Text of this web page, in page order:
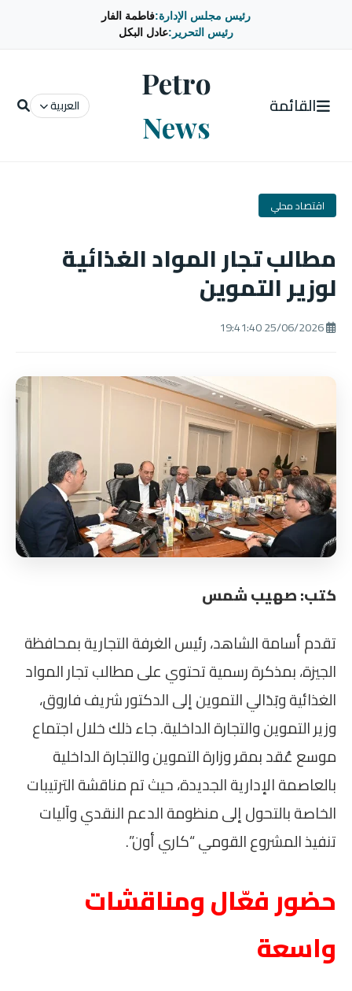
رئيس مجلس الإدارة:فاطمة الفار
رئيس التحرير:عادل البكل
القائمة
Petro
News
العربية
اقتصاد محلي
مطالب تجار المواد الغذائية
لوزير التموين
كتب: صهيب شمس
تقدم أسامة الشاهد، رئيس الغرفة التجارية بمحافظة
الجيزة، بمذكرة رسمية تحتوي على مطالب تجار المواد
الغذائية وبَدَالي التموين إلى الدكتور شريف فاروق،
وزير التموين والتجارة الداخلية. جاء ذلك خلال اجتماع
موسع عُقد بمقر وزارة التموين والتجارة الداخلية
بالعاصمة الإدارية الجديدة، حيث تم مناقشة الترتيبات
الخاصة بالتحول إلى منظومة الدعم النقدي وآليات
تنفيذ المشروع القومي “كاري أون”.
حضور فعّال ومناقشات
واسعة